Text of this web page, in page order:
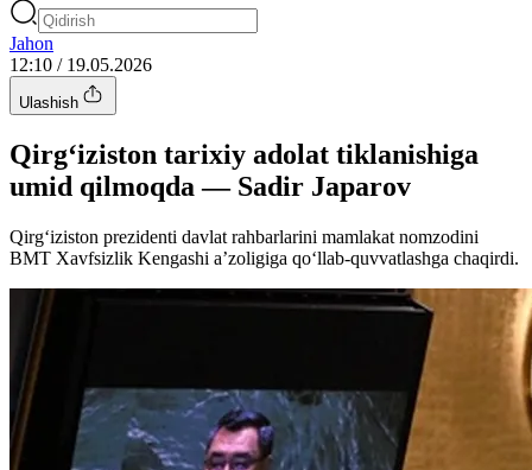
Jahon
12:10 / 19.05.2026
Ulashish
Qirg‘iziston tarixiy adolat tiklanishiga
umid qilmoqda — Sadir Japarov
Qirg‘iziston prezidenti davlat rahbarlarini mamlakat nomzodini
BMT Xavfsizlik Kengashi a’zoligiga qo‘llab-quvvatlashga chaqirdi.